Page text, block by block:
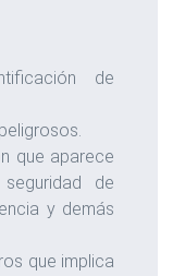
de
que aparece
de
y demás
que implica